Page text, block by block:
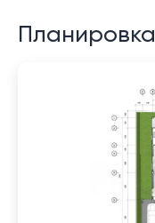
Планировка